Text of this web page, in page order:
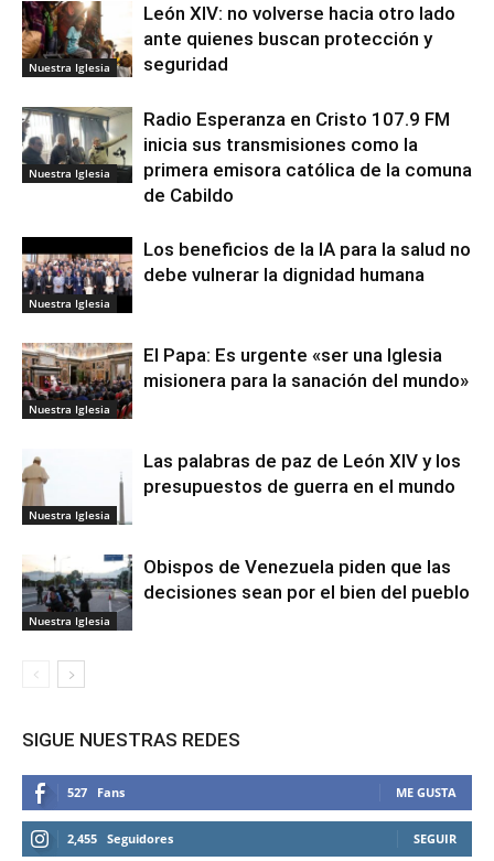
Nuestra Iglesia
León XIV: no volverse hacia otro lado
ante quienes buscan protección y
seguridad
Nuestra Iglesia
Radio Esperanza en Cristo 107.9 FM
inicia sus transmisiones como la
primera emisora católica de la comuna
de Cabildo
Nuestra Iglesia
Los beneficios de la IA para la salud no
debe vulnerar la dignidad humana
Nuestra Iglesia
El Papa: Es urgente «ser una Iglesia
misionera para la sanación del mundo»
Nuestra Iglesia
Las palabras de paz de León XIV y los
presupuestos de guerra en el mundo
Nuestra Iglesia
Obispos de Venezuela piden que las
decisiones sean por el bien del pueblo
SIGUE NUESTRAS REDES
527 Fans ME GUSTA
2,455 Seguidores SEGUIR